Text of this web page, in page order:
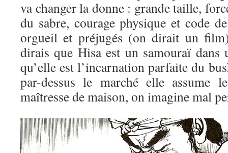
va changer la donne : grande taille,
du sabre, courage physique et code
orgueil et préjugés (on dirait un
dirais que Hisa est un samouraï dans
qu’elle est l’incarnation parfaite du
par-dessus le marché elle assume
maîtresse de maison, on imagine mal